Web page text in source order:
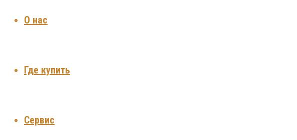
О нас
Где купить
Сервис